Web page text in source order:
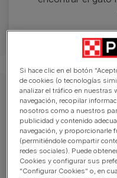
Explorar los
Adopción
Si hace clic en el botón
de cookies (o tecnologías
analizar el tráfico en
navegación, recopilar
nosotros como a nuestros
publicidad y contenido
navegación, y proporcionarle
(permitiéndole compartir
redes sociales). Puede
Cookies y configurar sus
“Configurar Cookies” o, en